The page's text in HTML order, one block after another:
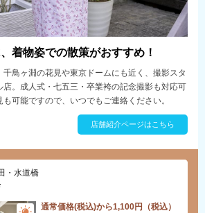
着物姿での散策がおすすめ！
鳥ヶ淵の花見や東京ドームにも近く、撮影スタ
店。成人式・七五三・卒業袴の記念撮影も対応可
可能ですので、いつでもご連絡ください。
店舗紹介ページはこちら
・水道橋
通常価格(税込)から1,100円（税込）